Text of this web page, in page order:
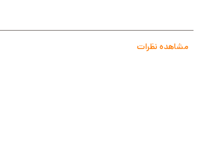
مشاهده نظرات